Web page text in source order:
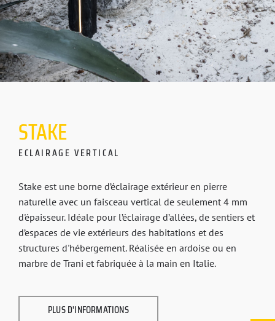
STAKE
ECLAIRAGE VERTICAL
Stake est une borne d’éclairage extérieur en pierre
naturelle avec un faisceau vertical de seulement 4 mm
d'épaisseur. Idéale pour l’éclairage d’allées, de sentiers et
d’espaces de vie extérieurs des habitations et des
structures d'hébergement. Réalisée en ardoise ou en
marbre de Trani et fabriquée à la main en Italie.
PLUS D'INFORMATIONS